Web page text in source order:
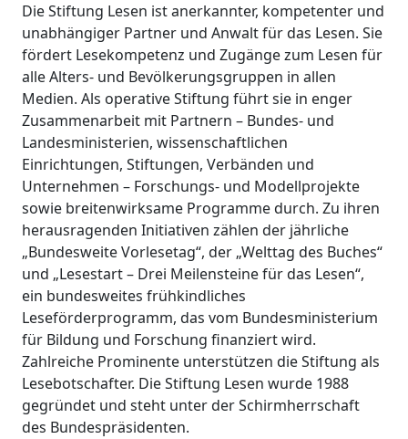
Die Stiftung Lesen ist anerkannter, kompetenter und
unabhängiger Partner und Anwalt für das Lesen. Sie
fördert Lesekompetenz und Zugänge zum Lesen für
alle Alters- und Bevölkerungsgruppen in allen
Medien. Als operative Stiftung führt sie in enger
Zusammenarbeit mit Partnern – Bundes- und
Landesministerien, wissenschaftlichen
Einrichtungen, Stiftungen, Verbänden und
Unternehmen – Forschungs- und Modellprojekte
sowie breitenwirksame Programme durch. Zu ihren
herausragenden Initiativen zählen der jährliche
„Bundesweite Vorlesetag“, der „Welttag des Buches“
und „Lesestart – Drei Meilensteine für das Lesen“,
ein bundesweites frühkindliches
Leseförderprogramm, das vom Bundesministerium
für Bildung und Forschung finanziert wird.
Zahlreiche Prominente unterstützen die Stiftung als
Lesebotschafter. Die Stiftung Lesen wurde 1988
gegründet und steht unter der Schirmherrschaft
des Bundespräsidenten.